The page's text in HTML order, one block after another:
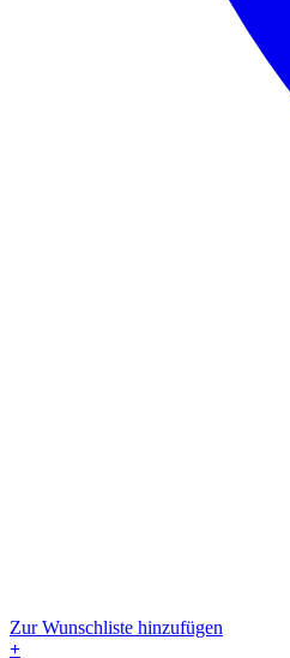
Zur Wunschliste hinzufügen
+